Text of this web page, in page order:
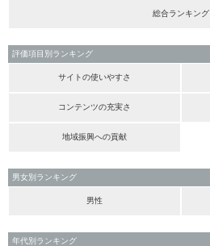
総合ランキング
評価項目別ランキング
サイトの使いやすさ
コンテンツの充実さ
地域振興への貢献
男女別ランキング
男性
年代別ランキング